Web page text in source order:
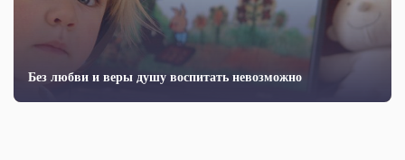
Без любви и веры душу воспитать невозможно